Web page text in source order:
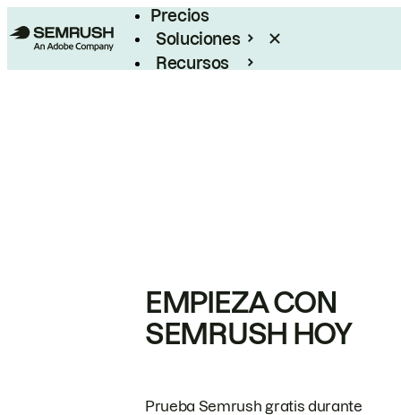
Precios
Soluciones
Recursos
EMPIEZA CON
SEMRUSH HOY
Prueba Semrush gratis durante